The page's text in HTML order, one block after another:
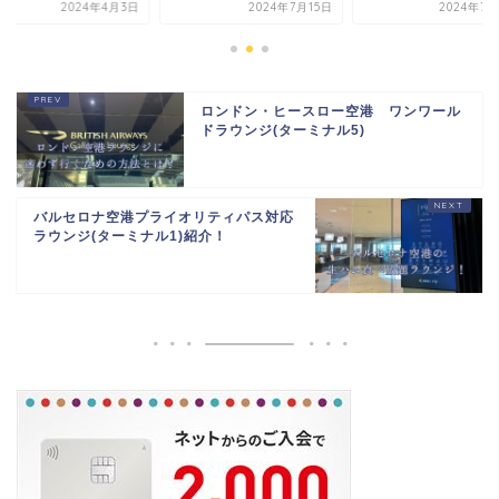
2024年4月3日 2024年7月15日 2024年7
ロンドン・ヒースロー空港 ワンワール
ドラウンジ(ターミナル5)
バルセロナ空港プライオリティパス対応
ラウンジ(ターミナル1)紹介！